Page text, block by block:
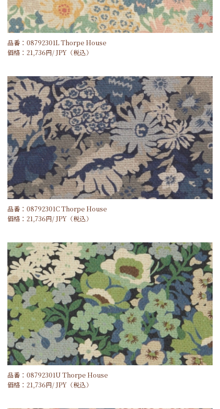
品番：08792301L Thorpe House
価格： 21,736円/JPY （税込）
品番：08792301C Thorpe House
価格： 21,736円/JPY （税込）
品番：08792301U Thorpe House
価格： 21,736円/JPY （税込）